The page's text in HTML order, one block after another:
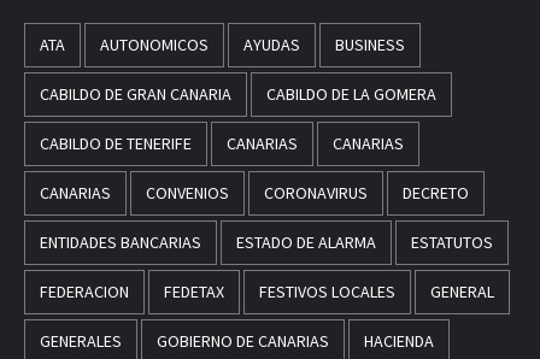
ATA AUTONOMICOS AYUDAS BUSINESS
CABILDO DE GRAN CANARIA CABILDO DE LA GOMERA
CABILDO DE TENERIFE CANARIAS CANARIAS
CANARIAS CONVENIOS CORONAVIRUS DECRETO
ENTIDADES BANCARIAS ESTADO DE ALARMA ESTATUTOS
FEDERACION FEDETAX FESTIVOS LOCALES GENERAL
GENERALES GOBIERNO DE CANARIAS HACIENDA